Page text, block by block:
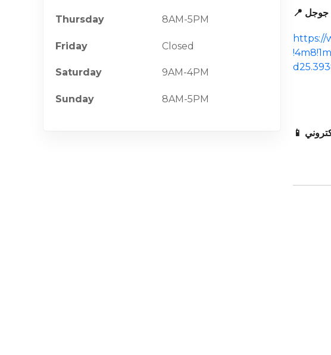
Thursday 8AM-5PM
Friday Closed
Saturday 9AM-4PM
Sunday 8AM-5PM
جوجل
https://